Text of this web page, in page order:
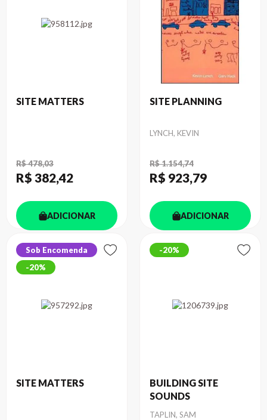
SITE MATTERS
R$ 478,03
R$ 382,42
ADICIONAR
SITE PLANNING
Autor
LYNCH, KEVIN
R$ 1.154,74
R$ 923,79
ADICIONAR
Sob Encomenda
20%
SITE MATTERS
20%
BUILDING SITE
SOUNDS
Autor
TAPLIN, SAM